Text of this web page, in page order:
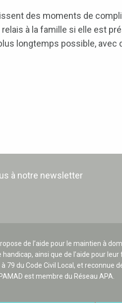
des moments de
à la famille si elle est
longtemps possible, avec
à notre newsletter
de l’aide pour le maintien à
ainsi que de l’aide pour leur
79 du Code Civil Local, et reconnue
est membre du Réseau APA.